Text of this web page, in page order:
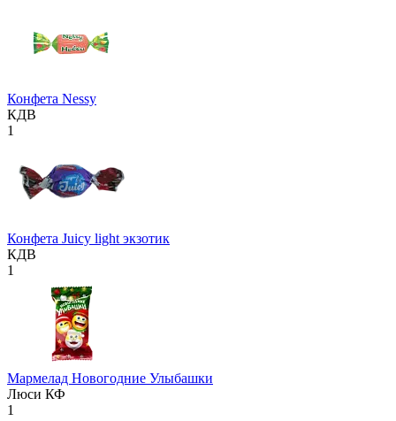
Конфета Nessy
КДВ
1
Конфета Juicy light экзотик
КДВ
1
Мармелад Новогодние Улыбашки
Люси КФ
1